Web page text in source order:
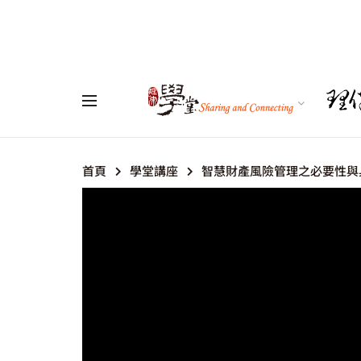
首頁 學堂講座 智慧財產風險管理之必要性